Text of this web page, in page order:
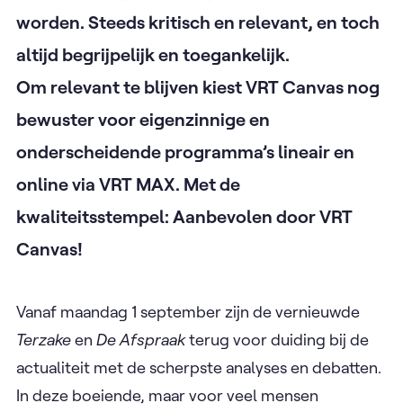
worden. Steeds kritisch en relevant, en toch
altijd begrijpelijk en toegankelijk.
Om relevant te blijven kiest VRT Canvas nog
bewuster voor eigenzinnige en
onderscheidende programma’s lineair en
online via VRT MAX. Met de
kwaliteitsstempel: Aanbevolen door VRT
Canvas!
Vanaf maandag 1 september zijn de vernieuwde
Terzakeen De Afspraakterug voor duiding bij de
actualiteit met de scherpste analyses en debatten.
In deze boeiende, maar voor veel mensen